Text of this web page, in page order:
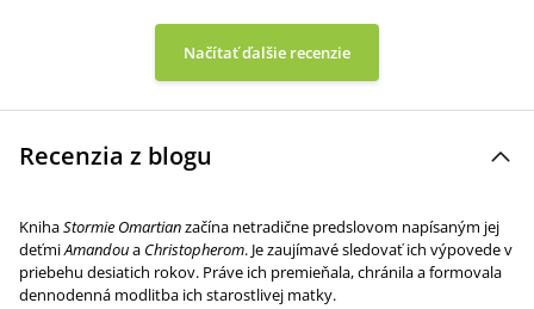
Načítať ďalšie recenzie
Recenzia z blogu
KnihaStormie Omartianzačína netradične predslovom napísaným jej
deťmiAmandoua Christopherom. Je zaujímavé sledovať ich výpovede v
priebehu desiatich rokov. Práve ich premieňala, chránila a formovala
dennodenná modlitba ich starostlivej matky.